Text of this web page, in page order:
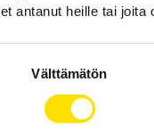
antanut heille tai joita
Välttämätön